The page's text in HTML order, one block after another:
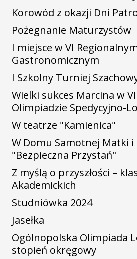
Korowód z okazji Dni
Pożegnanie Maturzystów
I miejsce w VI
Gastronomicznym
I Szkolny Turniej
Wielki sukces Marcina w
Olimpiadzie Spedycyjno-
W teatrze "Kamienica"
W Domu Samotnej Matki i
"Bezpieczna Przystań"
Z myślą o przyszłości –
Akademickich
Studniówka 2024
Jasełka
Ogólnopolska Olimpiada
stopień okręgowy